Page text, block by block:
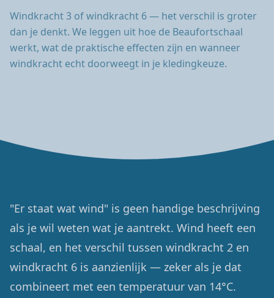
Windkracht 3 of windkracht 6 — het verschil is groter
dan je denkt. We leggen uit hoe de Beaufortschaal
werkt, wat de praktische effecten zijn en wanneer
windkracht echt doorweegt in je kledingkeuze.
"Er staat wat wind" is geen handige beschrijving
als je wil weten wat je aantrekt. Wind heeft een
schaal, en het verschil tussen windkracht 2 en
windkracht 6 is aanzienlijk — zeker als je dat
combineert met een temperatuur van 14°C.